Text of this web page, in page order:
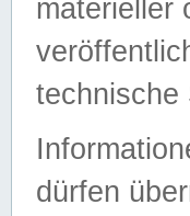
materieller
technische
dürfen